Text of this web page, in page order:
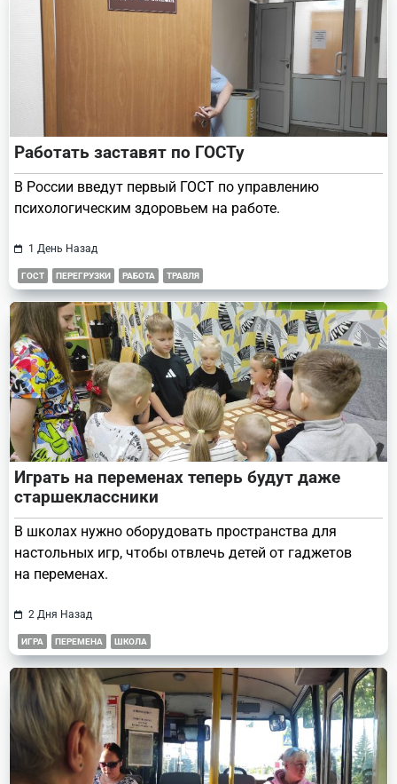
Работать заставят по ГОСТу
В России введут первый ГОСТ по управлению
психологическим здоровьем на работе.
1 День Назад
ГОСТ ПЕРЕГРУЗКИ РАБОТА ТРАВЛЯ
Играть на переменах теперь будут даже
старшеклассники
В школах нужно оборудовать пространства для
настольных игр, чтобы отвлечь детей от гаджетов
на переменах.
2 Дня Назад
ИГРА ПЕРЕМЕНА ШКОЛА